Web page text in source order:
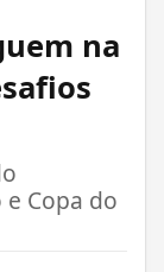
na
Copa do